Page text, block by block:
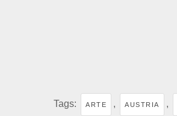
Tags: ARTE , AUSTRIA ,